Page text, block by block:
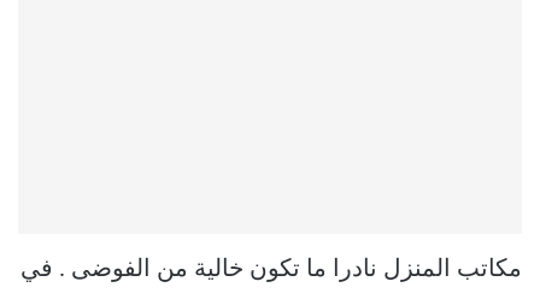
مكاتب المنزل نادرا ما تكون خالية من الفوضى . في